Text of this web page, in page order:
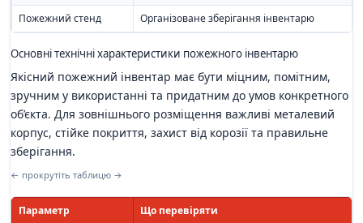
Пожежний стенд
Організоване зберігання інвентарю
Основні технічні характеристики пожежного інвентарю
Якісний пожежний інвентар має бути міцним, помітним,
зручним у використанні та придатним до умов конкретного
об’єкта. Для зовнішнього розміщення важливі металевий
корпус, стійке покриття, захист від корозії та правильне
зберігання.
← прокрутіть таблицю →
Параметр
Що перевіряти